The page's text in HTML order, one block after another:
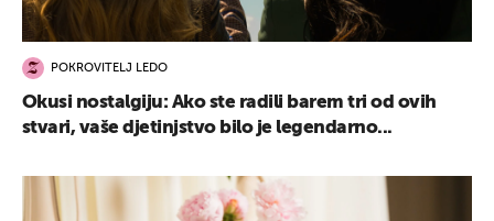
POKROVITELJ LEDO
Okusi nostalgiju: Ako ste radili barem tri od ovih
stvari, vaše djetinjstvo bilo je legendarno...